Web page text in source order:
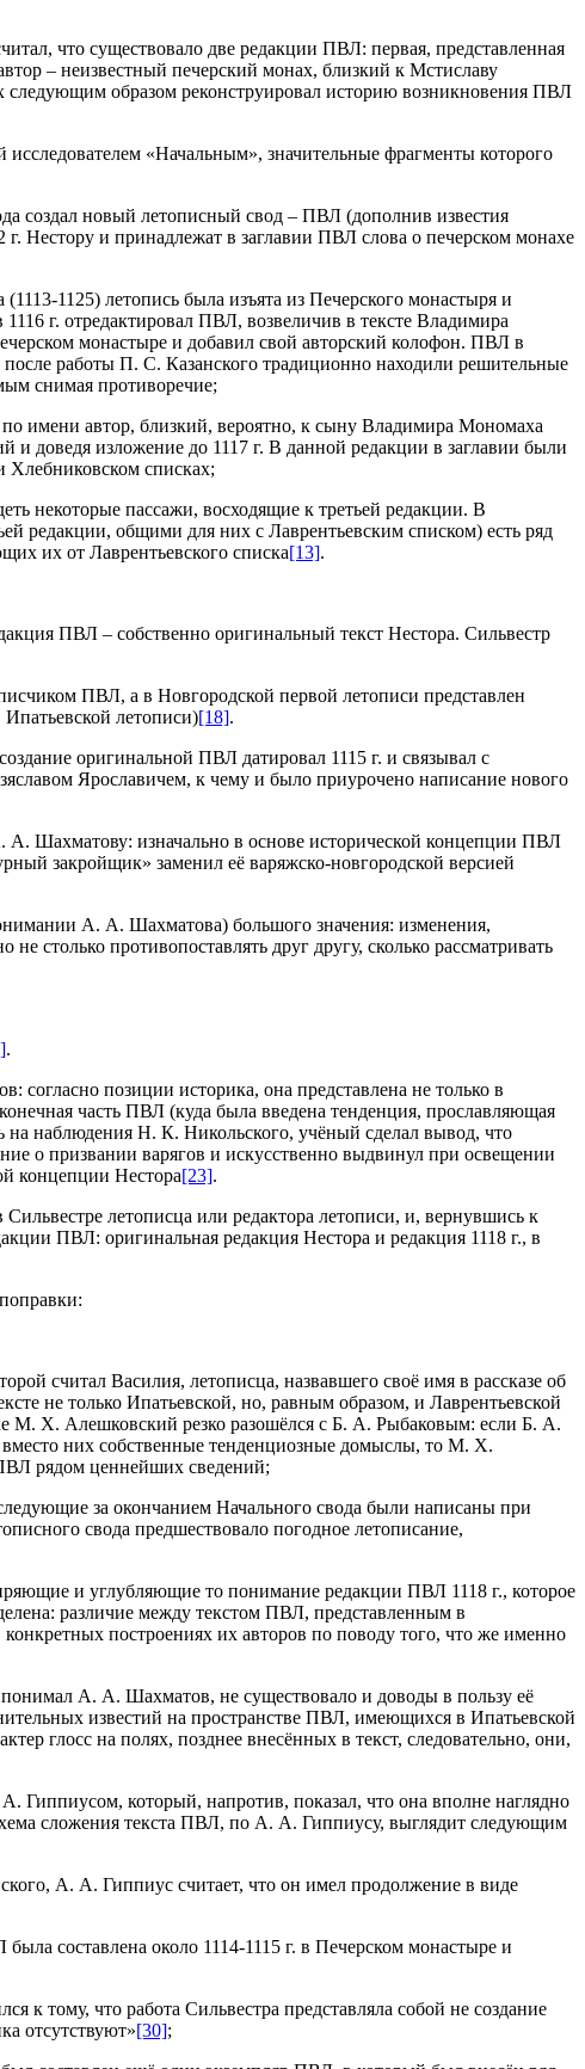
что существовало две редакции ПВЛ: первая, представленная
– неизвестный печерский монах, близкий к Мстиславу
образом реконструировал историю возникновения ПВЛ
«Начальным», значительные фрагменты которого
создал новый летописный свод – ПВЛ (дополнив известия
Нестору и принадлежат в заглавии ПВЛ слова о печерском монахе
1125) летопись была изъята из Печерского монастыря и
г. отредактировал ПВЛ, возвеличив в тексте Владимира
монастыре и добавил свой авторский колофон. ПВЛ в
работы П. С. Казанского традиционно находили решительные
снимая противоречие;
имени автор, близкий, вероятно, к сыну Владимира Мономаха
доведя изложение до 1117 г. В данной редакции в заглавии были
Хлебниковском списках;
некоторые пассажи, восходящие к третьей редакции. В
редакции, общими для них с Лаврентьевским списком) есть ряд
их от Лаврентьевского списка[13].
ПВЛ – собственно оригинальный текст Нестора. Сильвестр
ПВЛ, а в Новгородской первой летописи представлен
летописи)[18].
оригинальной ПВЛ датировал 1115 г. и связывал с
Ярославичем, к чему и было приурочено написание нового
А. Шахматову: изначально в основе исторической концепции ПВЛ
закройщик» заменил её варяжско-новгородской версией
А. А. Шахматова) большого значения: изменения,
столько противопоставлять друг другу, сколько рассматривать
.
позиции историка, она представлена не только в
часть ПВЛ (куда была введена тенденция, прославляющая
на наблюдения Н. К. Никольского, учёный сделал вывод, что
о призвании варягов и искусственно выдвинул при освещении
концепции Нестора[23].
летописца или редактора летописи, и, вернувшись к
ПВЛ: оригинальная редакция Нестора и редакция 1118 г., в
считал Василия, летописца, назвавшего своё имя в рассказе об
не только Ипатьевской, но, равным образом, и Лаврентьевской
М. Х. Алешковский резко разошёлся с Б. А. Рыбаковым: если Б. А.
вместо них собственные тенденциозные домыслы, то М. Х.
рядом ценнейших сведений;
за окончанием Начального свода были написаны при
свода предшествовало погодное летописание,
и углубляющие то понимание редакции ПВЛ 1118 г., которое
различие между текстом ПВЛ, представленным в
построениях их авторов по поводу того, что же именно
А. А. Шахматов, не существовало и доводы в пользу её
известий на пространстве ПВЛ, имеющихся в Ипатьевской
глосс на полях, позднее внесённых в текст, следовательно, они,
который, напротив, показал, что она вполне наглядно
сложения текста ПВЛ, по А. А. Гиппиусу, выглядит следующим
А. А. Гиппиус считает, что он имел продолжение в виде
составлена около 1114-1115 г. в Печерском монастыре и
тому, что работа Сильвестра представляла собой не создание
отсутствуют»[30];